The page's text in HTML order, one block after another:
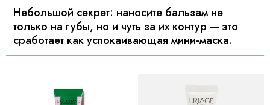
Небольшой секрет: наносите бальзам не
только на губы, но и чуть за их контур — это
сработает как успокаивающая мини-маска.